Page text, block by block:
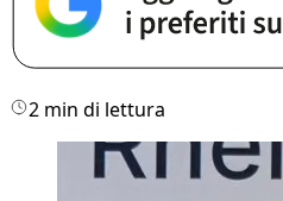
2 min di lettura